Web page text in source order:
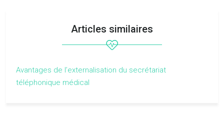
Articles similaires
Avantages de l’externalisation du secrétariat
téléphonique médical